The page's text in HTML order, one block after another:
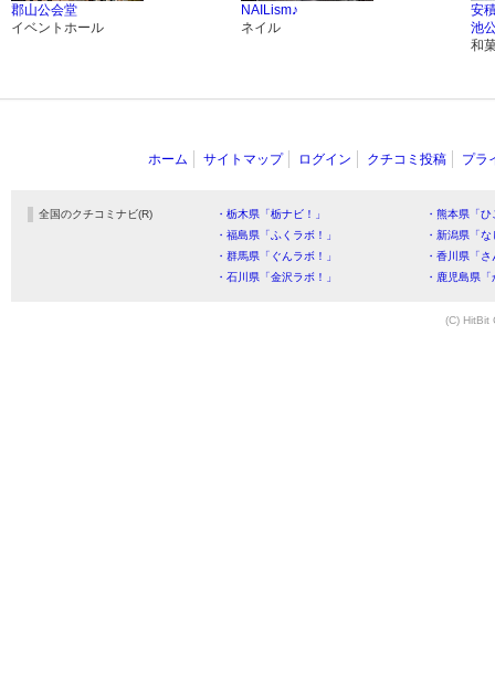
郡山公会堂
イベントホール
NAILism♪
ネイル
安
池
和
ホーム サイトマップ ログイン クチコミ投稿 プラ
全国のクチコミナビ(R) ・栃木県「栃ナビ！」
・熊本県「
・福島県「ふくラボ！」
・新潟県「
・群馬県「ぐんラボ！」
・香川県「
・石川県「金沢ラボ！」
・鹿児島県
(C) HitBit